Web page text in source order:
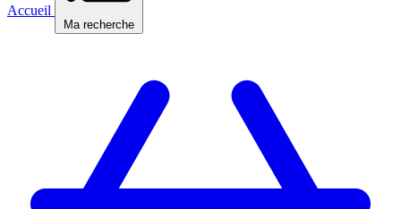
Accueil
Ma recherche